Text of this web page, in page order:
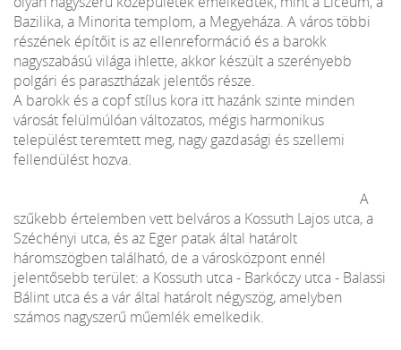
Bazilika, a Minorita templom, a Megyeháza. A város többi
részének építőit is az ellenreformáció és a barokk
nagyszabású világa ihlette, akkor készült a szerényebb
polgári és parasztházak jelentős része.
A barokk és a copf stílus kora itt hazánk szinte minden
városát felülmúlóan változatos, mégis harmonikus
települést teremtett meg, nagy gazdasági és szellemi
fellendülést hozva.
A
szűkebb értelemben vett belváros a Kossuth Lajos utca, a
Széchényi utca, és az Eger patak által határolt
háromszögben található, de a városközpont ennél
jelentősebb terület: a Kossuth utca - Barkóczy utca - Balassi
Bálint utca és a vár által határolt négyszög, amelyben
számos nagyszerű műemlék emelkedik.